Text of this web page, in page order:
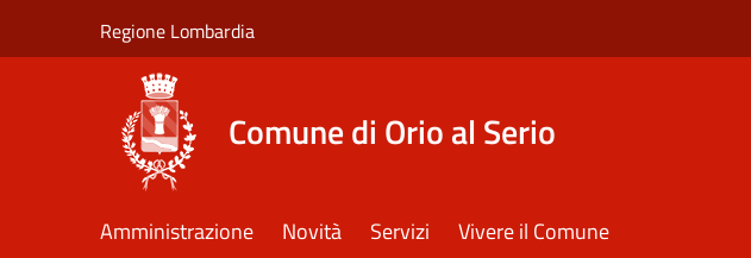
Regione Lombardia
Comune di Orio al Serio
Amministrazione Novità Servizi Vivere il Comune